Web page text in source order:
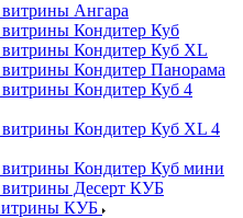
Ангара
Кондитер Куб
витрины Кондитер Куб XL
Кондитер Панорама
Кондитер Куб 4
витрины Кондитер Куб XL 4
витрины Кондитер Куб мини
витрины Десерт КУБ
КУБ